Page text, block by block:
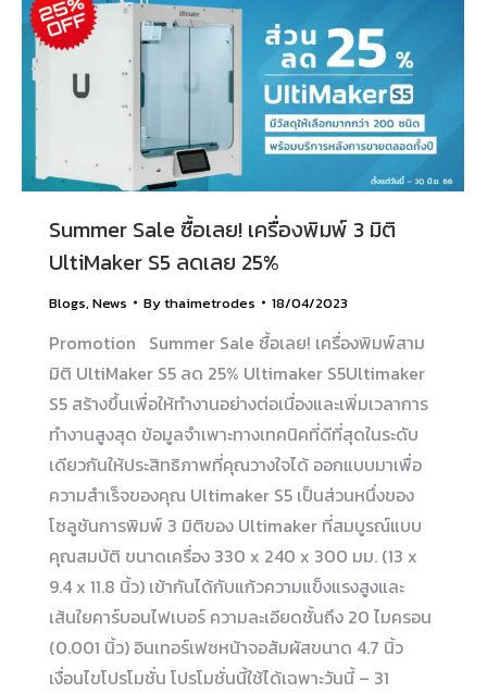
Summer Sale ซื้อเลย! เครื่องพิมพ์ 3 มิติ
UltiMaker S5 ลดเลย 25%
Blogs, News Bythaimetrodes 18/04/2023
Promotion Summer Sale ซื้อเลย! เครื่องพิมพ์สาม
มิติ UltiMaker S5 ลด 25% Ultimaker S5Ultimaker
S5 สร้างขึ้นเพื่อให้ทำงานอย่างต่อเนื่องและเพิ่มเวลาการ
ทำงานสูงสุด ข้อมูลจำเพาะทางเทคนิคที่ดีที่สุดในระดับ
เดียวกันให้ประสิทธิภาพที่คุณวางใจได้ ออกแบบมาเพื่อ
ความสำเร็จของคุณ Ultimaker S5 เป็นส่วนหนึ่งของ
โซลูชันการพิมพ์ 3 มิติของ Ultimaker ที่สมบูรณ์แบบ
คุณสมบัติ ขนาดเครื่อง 330 x 240 x 300 มม. (13 x
9.4 x 11.8 นิ้ว) เข้ากันได้กับแก้วความแข็งแรงสูงและ
เส้นใยคาร์บอนไฟเบอร์ ความละเอียดชั้นถึง 20 ไมครอน
(0.001 นิ้ว) อินเทอร์เฟซหน้าจอสัมผัสขนาด 4.7 นิ้ว
เงื่อนไขโปรโมชั่น โปรโมชั่นนี้ใช้ได้เฉพาะวันนี้ – 31